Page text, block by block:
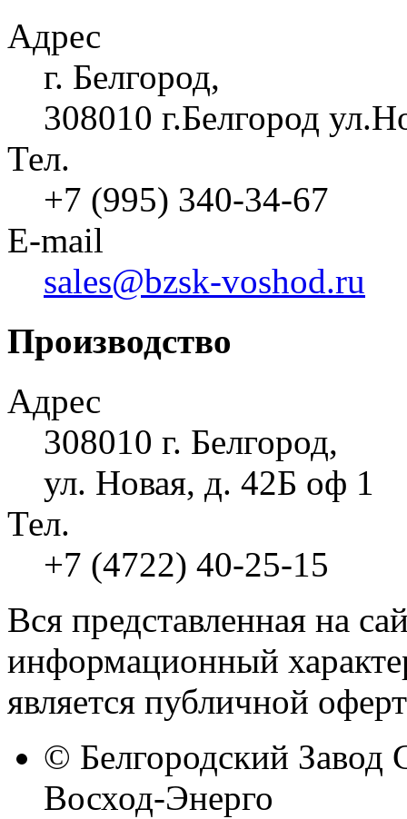
Адрес
г. Белгород,
308010 г.Белгород
Тел.
+7 (995) 340-34-67
E-mail
sales@bzsk-voshod.ru
Производство
Адрес
308010 г. Белгород,
ул. Новая, д. 42Б оф 1
Тел.
+7 (4722) 40-25-15
Вся представленная на
информационный
является публичной
© Белгородский Завод
Восход-Энерго